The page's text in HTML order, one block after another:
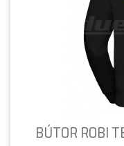
BÚTOR ROBI